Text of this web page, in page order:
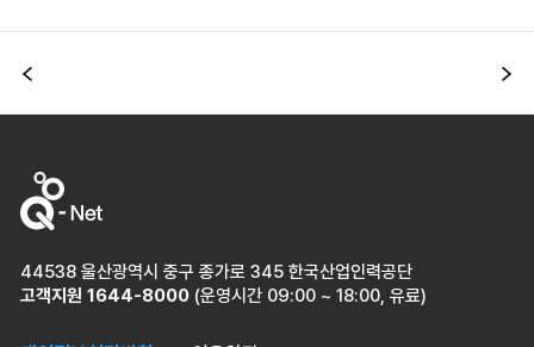
이전
44538 울산광역시 중구 종가로 345 한국산업인력공단
고객지원 1644-8000 (운영시간 09:00 ~ 18:00, 유료)